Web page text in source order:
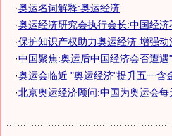
·奥运名词解释:奥运经济
·奥运经济研究会执行会长:中国经济
·保护知识产权助力奥运经济 增强动
·中国聚焦:奥运后中国经济会否遭遇
·奥运会临近 "奥运经济"提升五一含
·北京奥运经济顾问:中国为奥运会